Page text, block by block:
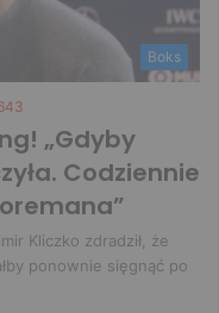
Boks
„Gdyby
Codziennie
Kliczko zdradził, że
ponownie sięgnąć po